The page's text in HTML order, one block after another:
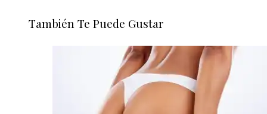
También Te Puede Gustar